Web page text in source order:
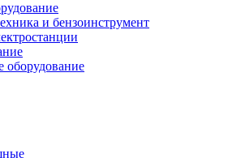
и бензоинструмент
оборудование